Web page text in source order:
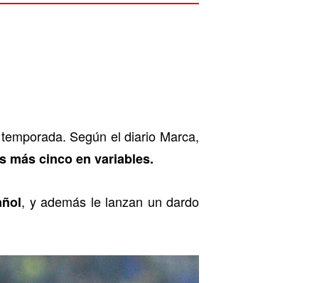
Según el diario Marca,
más cinco en variables.
, y además le lanzan un dardo